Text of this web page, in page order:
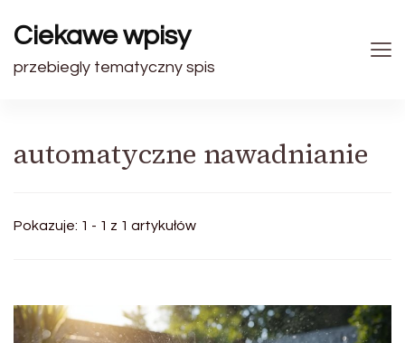
Ciekawe wpisy
przebiegly tematyczny spis
automatyczne nawadnianie
Pokazuje: 1 - 1 z 1 artykułów